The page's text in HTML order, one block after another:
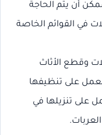
أن يتم الحاجة
في القوائم الخاصة
وقطع الأثاث
على تنظيفها
على تنزيلها في